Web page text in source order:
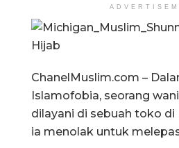
ChanelMuslim.com –
Islamofobia, seorang
dilayani di sebuah toko di
ia menolak untuk